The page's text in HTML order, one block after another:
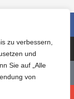
zu verbessern,
und
Sie auf „Alle
von